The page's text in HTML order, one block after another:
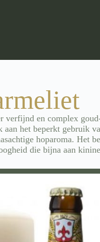
verfijnd en complex
aan het beperkt gebruik
hoparoma. Het
die bijna aan